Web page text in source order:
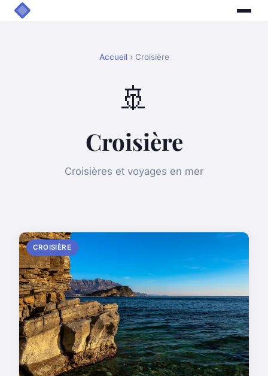
Accueil› Croisière
🚢
Croisière
Croisières et voyages en mer
CROISIÈRE